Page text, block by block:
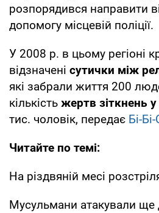
розпорядився направити
допомогу місцевій поліції.
У 2008 р. в цьому регіоні
відзначені сутички між
які забрали життя 200
кількість жертв зіткнень у
тис. чоловік, передає Бі-Бі-
Читайте по темі:
На різдвяній месі
Мусульмани атакували ще